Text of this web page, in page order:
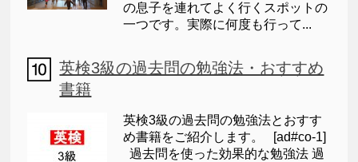
の息子を連れてよく行くスポットの
一つです。実際に何度も行って...
英検3級の過去問の勉強法・おすすめ
書籍
英検3級の過去問の勉強法とおすす
め書籍をご紹介します。 [ad#co-1]
過去問を使った効果的な勉強法 過